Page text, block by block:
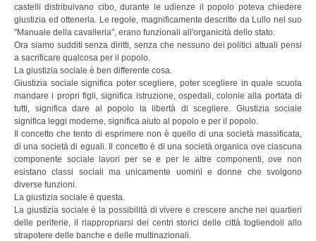
Filmati
Gallerie fotografiche
Discimus Vitae
Archivio Trasmissioni Radio 23 settembre
RADIO FENICE
Trasmissioni Radio Fenice
Trasmissioni Youtube
castelli distribuivano cibo, durante le udienze il popolo poteva chiedere
giustizia ed ottenerla. Le regole, magnificamente descritte da Lullo nel suo
"Manuale della cavalleria", erano funzionali all'organicità dello stato.
Ora siamo sudditi senza diritti, senza che nessuno dei politici attuali pensi
a sacrificare qualcosa per il popolo.
La giustizia sociale è ben differente cosa.
Giustizia sociale significa poter scegliere, poter scegliere in quale scuola
mandare i propri figli, significa istruzione, ospedali, colonie alla portata di
tutti, significa dare al popolo la libertà di scegliere. Giustizia sociale
significa leggi moderne, significa aiuto al popolo e per il popolo.
Il concetto che tento di esprimere non è quello di una società massificata,
di una società di eguali. Il concetto è di una società organica ove ciascuna
componente sociale lavori per se e per le altre componenti, ove non
esistano classi sociali ma unicamente uomini e donne che svolgono
diverse funzioni.
La giustizia sociale è questa.
La giustizia sociale è la possibilità di vivere e crescere anche nei quartieri
delle periferie, il riappropriarsi dei centri storici delle città togliendoli allo
strapotere delle banche e delle multinazionali.